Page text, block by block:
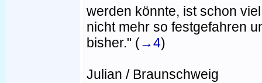
werden könnte, ist schon
nicht mehr so festgefahren
bisher." (→4)
Julian / Braunschweig